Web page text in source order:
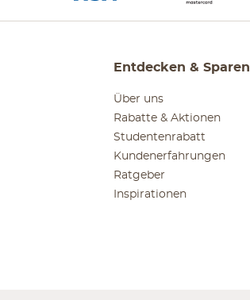
Entdecken & Sparen
Über uns
Rabatte & Aktionen
Studentenrabatt
Kundenerfahrungen
Ratgeber
Inspirationen